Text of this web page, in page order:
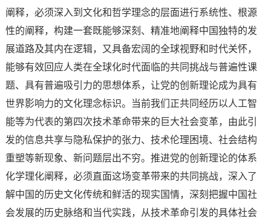
阐释，必须深入到文化和哲学理念的层面进行系统性、根源
性的阐释，构建一套既能够深刻、精准地阐释中国独特的发
展道路及其内在逻辑，又具备宏阔的全球视野和时代关怀，
能够有效回应人类在全球化时代面临的共同挑战与普遍性课
题、具有普遍吸引力的思想体系，让党的创新理论成为具有
世界影响力的文化理念标识。当前我们正共同经历以人工智
能等为代表的第四次技术革命带来的巨大社会变革，由此引
发的信息共享与隐私保护的张力、技术伦理困境、社会结构
重塑等新现象、新问题层出不穷。推进党的创新理论的体系
化学理化阐释，必须直面这场变革带来的共同挑战，深入了
解中国的历史文化传统和鲜活的现实国情，深刻把握中国社
会发展的历史脉络和当代实践，从技术革命引发的具体社会